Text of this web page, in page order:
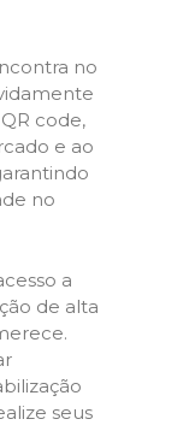
no
code,
e ao
no
a
de alta
seus